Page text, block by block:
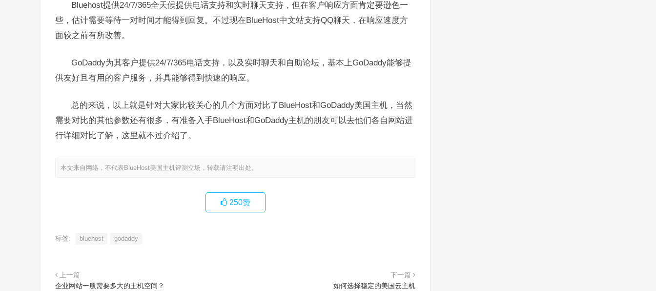
Bluehost提供24/7/365全天候提供电话支持和实时聊天支持，但在客户响应方面肯定要逊色一
些，估计需要等待一对时间才能得到回复。不过现在BlueHost中文站支持QQ聊天，在响应速度方
面较之前有所改善。
GoDaddy为其客户提供24/7/365电话支持，以及实时聊天和自助论坛，基本上GoDaddy能够提
供友好且有用的客户服务，并具能够得到快速的响应。
总的来说，以上就是针对大家比较关心的几个方面对比了BlueHost和GoDaddy美国主机，当然
需要对比的其他参数还有很多，有准备入手BlueHost和GoDaddy主机的朋友可以去他们各自网站进
行详细对比了解，这里就不过介绍了。
本文来自网络，不代表BlueHost美国主机评测立场，转载请注明出处。
250赞
标签: bluehost godaddy
上一篇
企业网站一般需要多大的主机空间？
下一篇
如何选择稳定的美国云主机